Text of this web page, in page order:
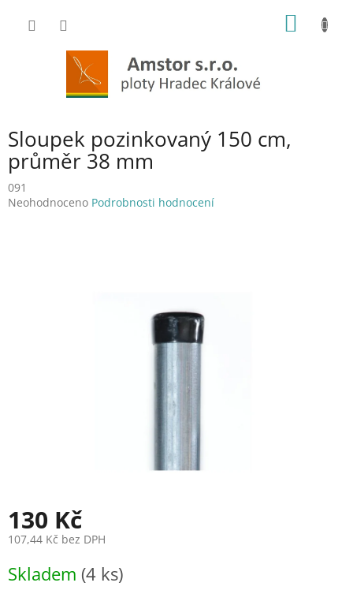
Sloupek pozinkovaný 150 cm,
průměr 38 mm
091
Průměrné
Neohodnoceno Podrobnosti hodnocení
130 Kč
107,44 Kč bez DPH
cena:
Skladem (4 ks)